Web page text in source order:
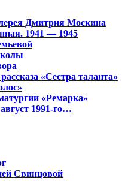
Дмитрия Москина
1941 — 1945
«Сестра таланта»
«Ремарка»
1991-го…
Свинцовой